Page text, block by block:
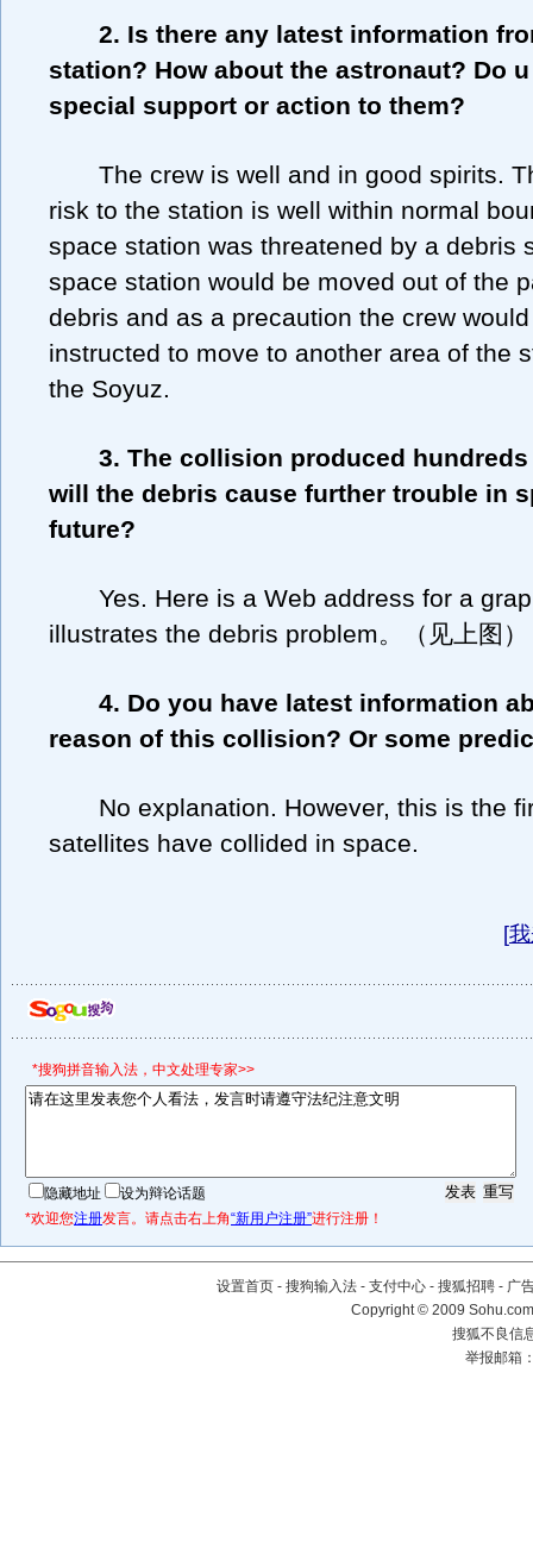
2. Is there any latest information
station? How about the astronaut? Do
special support or action to them?
The crew is well and in good spirits.
risk to the station is well within normal
space station was threatened by a debris
space station would be moved out of the
debris and as a precaution the crew
instructed to move to another area of the
the Soyuz.
3. The collision produced
will the debris cause further trouble in
future?
Yes. Here is a Web address for a
illustrates the debris problem。（见上图）
4. Do you have latest information
reason of this collision? Or some
No explanation. However, this is the
satellites have collided in space.
[
*搜狗拼音输入法，中文处理专家>>
隐藏地址
设为辩论话题
*欢迎您注册发言。请点击右上角“新用户注册”进行注册！
设置首页 - 搜狗输入法 - 支付中心 - 搜狐招聘 - 广
Copyright © 2009
搜狐不良信
举报邮箱